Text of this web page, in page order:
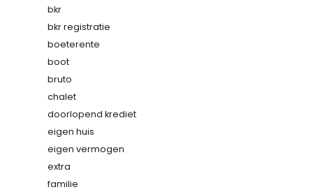
bkr
bkr registratie
boeterente
boot
bruto
chalet
doorlopend krediet
eigen huis
eigen vermogen
extra
familie